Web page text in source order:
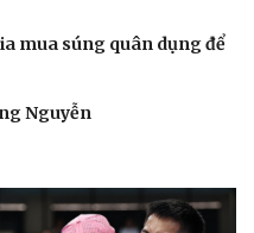
mua súng quân dụng để
Nguyễn